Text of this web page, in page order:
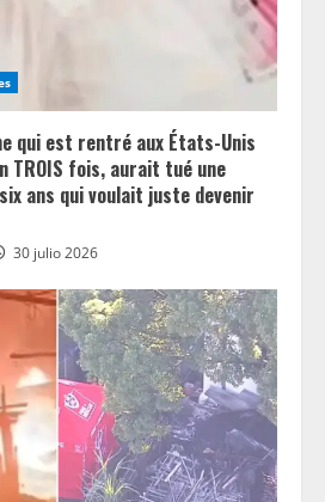
qui est rentré aux États-Unis
TROIS fois, aurait tué une
ans qui voulait juste devenir
30 julio 2026